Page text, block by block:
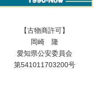
【古物商許可】
岡崎 隆
愛知県公安委員会
第541011703200号